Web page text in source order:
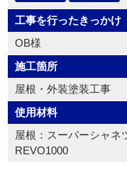
工事を行ったきっかけ
OB様
施工箇所
屋根・外装塗装工事
使用材料
屋根：スーパーシャ
REVO1000